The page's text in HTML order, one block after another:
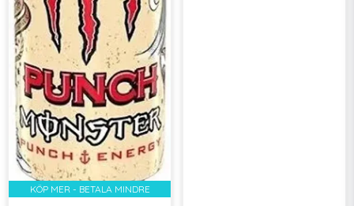
KÖP MER - BETALA MINDRE